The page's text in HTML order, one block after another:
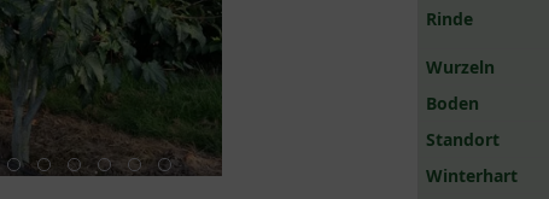
Rinde
Wurzeln
Boden
Standort
Winterhart